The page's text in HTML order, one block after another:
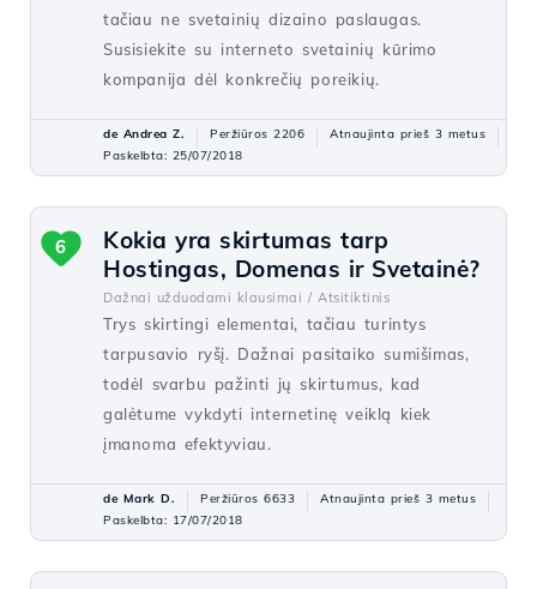
tačiau ne svetainių dizaino paslaugas.
Susisiekite su interneto svetainių kūrimo
kompanija dėl konkrečių poreikių.
de Andrea Z. Peržiūros 2206
Atnaujinta prieš 3 metus
Paskelbta: 25/07/2018
Kokia yra skirtumas tarp
Hostingas, Domenas ir Svetainė?
Dažnai užduodami klausimai / Atsitiktinis
Trys skirtingi elementai, tačiau turintys
tarpusavio ryšį. Dažnai pasitaiko sumišimas,
todėl svarbu pažinti jų skirtumus, kad
galėtume vykdyti internetinę veiklą kiek
įmanoma efektyviau.
6
de Mark D. Peržiūros 6633
Atnaujinta prieš 3 metus
Paskelbta: 17/07/2018